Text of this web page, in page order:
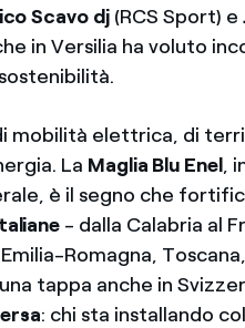
Scavo dj(RCS Sport) e
in Versilia ha voluto
mobilità elettrica, di
La Maglia Blu Enel,
è il segno che
- dalla Calabria al
Romagna,
tappa anche in
: chi sta installando